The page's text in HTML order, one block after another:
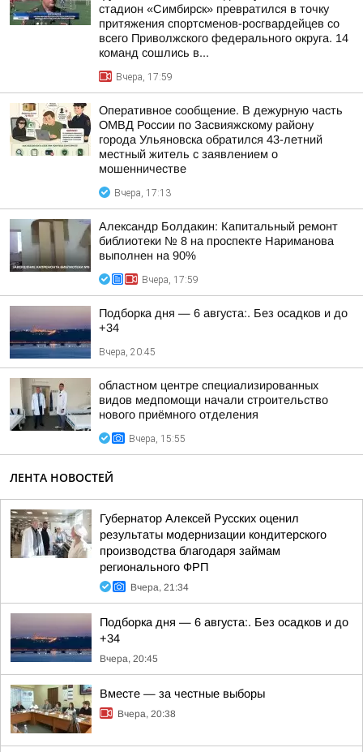
стадион «Симбирск» превратился в точку
притяжения спортсменов-росгвардейцев со
всего Приволжского федерального округа. 14
команд сошлись в...
Вчера, 17:59
Оперативное сообщение. В дежурную часть
ОМВД России по Засвияжскому району
города Ульяновска обратился 43-летний
местный житель с заявлением о
мошенничестве
Вчера, 17:13
Александр Болдакин: Капитальный ремонт
библиотеки № 8 на проспекте Нариманова
выполнен на 90%
Вчера, 17:59
Подборка дня — 6 августа:. Без осадков и до
+34
Вчера, 20:45
областном центре специализированных
видов медпомощи начали строительство
нового приёмного отделения
Вчера, 15:55
ЛЕНТА НОВОСТЕЙ
Губернатор Алексей Русских оценил
результаты модернизации кондитерского
производства благодаря займам
регионального ФРП
Вчера, 21:34
Подборка дня — 6 августа:. Без осадков и до
+34
Вчера, 20:45
Вместе — за честные выборы
Вчера, 20:38